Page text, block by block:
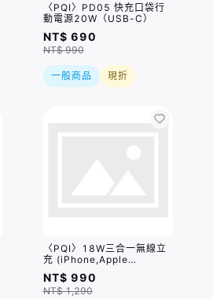
〈PQI〉PD05 快充口袋行
動電源20W（USB-C）
NT$ 690
NT$ 990
一般商品 現折
〈PQI〉18W三合一無線立
充 (iPhone,Apple
Watch,AiroPds適用)
NT$ 990
NT$ 1,290